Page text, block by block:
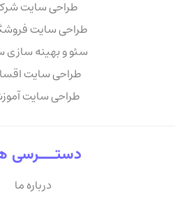
طراحی سایت
طراحی سایت
سئو و بهینه سازی
طراحی سایت
طراحی سایت
دستــــرسی
درباره ما